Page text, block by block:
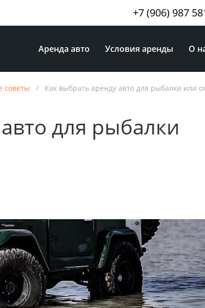
+7 (906) 987
Аренда авто Условия аренды О
советы / Как выбрать аренду авто для рыбалки или
для рыбалки